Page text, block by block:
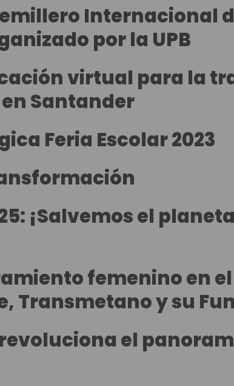
Internacional
por la UPB
virtual para la
Santander
Feria Escolar 2023
¡Salvemos el
femenino en
Transmetano y su
el